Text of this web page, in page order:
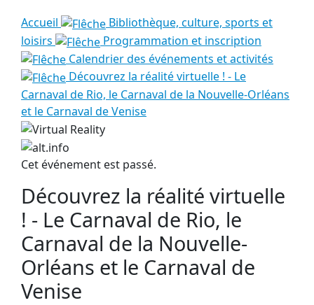
Accueil
Bibliothèque, culture, sports et
loisirs
Programmation et inscription
Calendrier des événements et activités
Découvrez la réalité virtuelle ! - Le
Carnaval de Rio, le Carnaval de la Nouvelle-Orléans
et le Carnaval de Venise
Cet événement est passé.
Découvrez la réalité virtuelle
! - Le Carnaval de Rio, le
Carnaval de la Nouvelle-
Orléans et le Carnaval de
Venise